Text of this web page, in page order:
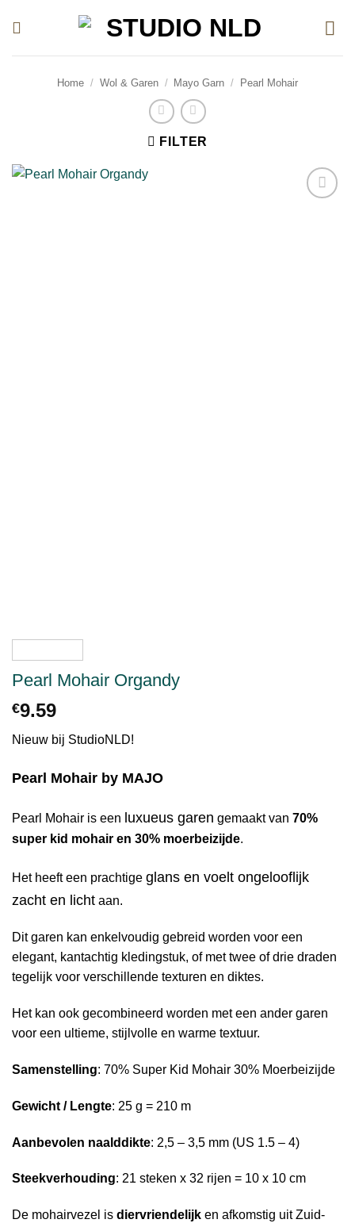
Home / Wol & Garen / Mayo Garn / Pearl Mohair
FILTER
Pearl Mohair Organdy
€9.59
Nieuw bij StudioNLD!
Pearl Mohair by MAJO
Pearl Mohair is een luxueus garen gemaakt van 70%
super kid mohair en 30% moerbeizijde.
Het heeft een prachtige glans en voelt ongelooflijk
zacht en licht aan.
Dit garen kan enkelvoudig gebreid worden voor een
elegant, kantachtig kledingstuk, of met twee of drie draden
tegelijk voor verschillende texturen en diktes.
Het kan ook gecombineerd worden met een ander garen
voor een ultieme, stijlvolle en warme textuur.
Samenstelling: 70% Super Kid Mohair 30% Moerbeizijde
Gewicht / Lengte: 25 g = 210 m
Aanbevolen naalddikte: 2,5 – 3,5 mm (US 1.5 – 4)
Steekverhouding: 21 steken x 32 rijen = 10 x 10 cm
De mohairvezel is diervriendelijk en afkomstig uit Zuid-